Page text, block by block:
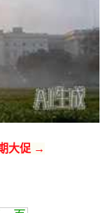
大促 →